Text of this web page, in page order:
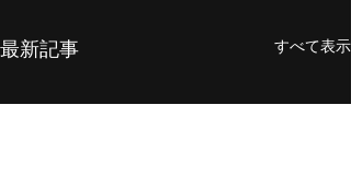
最新記事 すべて表示